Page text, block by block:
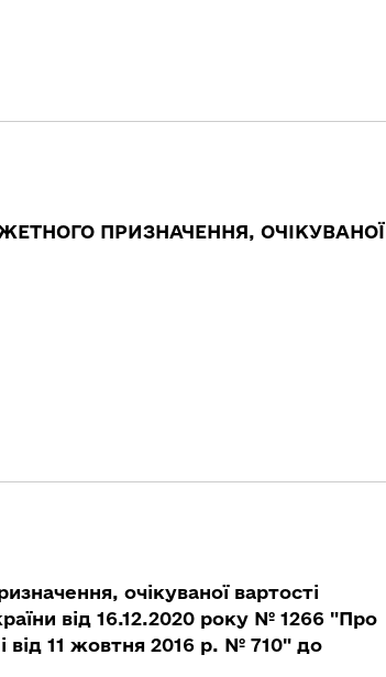
ПРИЗНАЧЕННЯ, ОЧІКУВАНОЇ
очікуваної вартості
від 16.12.2020 року № 1266 "Про
від 11 жовтня 2016 р. № 710" до